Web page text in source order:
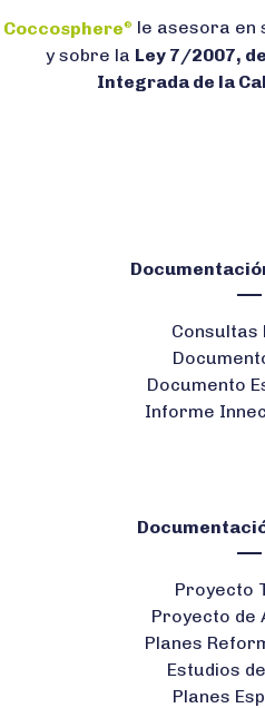
Coccosphere® le asesora en
y sobre la Ley 7/2007,
Integrada de la
Consultas
Documento
Informe
Proyecto
Proyecto de
Planes
Estudios
Planes